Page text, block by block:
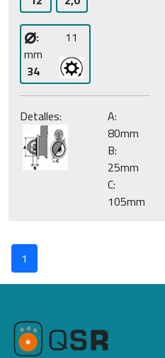
⌀:
mm
34
11
Detalles:
A:
80mm
B:
25mm
C:
105mm
1